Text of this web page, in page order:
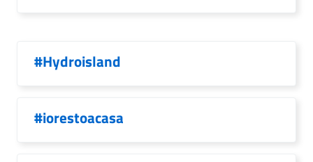
#Hydroisland
#iorestoacasa